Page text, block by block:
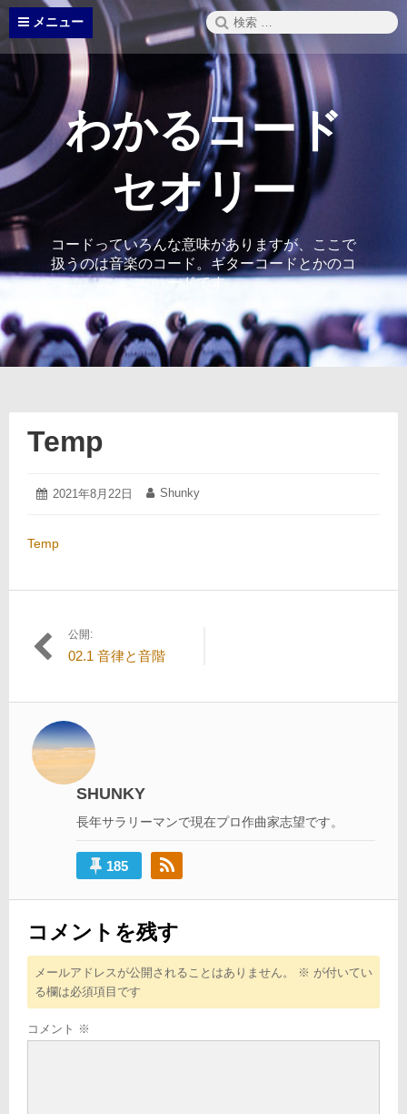
コ
テ
ン
ッ
プ
メニュー
検
索:
わかるコード
セオリー
コードっていろんな意味がありますが、ここで
扱うのは音楽のコード。ギターコードとかのコ
ードです。
Temp
投
2021年8月22日
2021 投
Shunky
Temp
投
ナ
ビ
ゲ
ー
公開:
02.1 音律と音階
SHUNKY
長年サラリーマンで現在プロ作曲家志望です。
185
コメントを残す
メールアドレスが公開されることはありません。 ※ が付いてい
る欄は必須項目です
コメント ※